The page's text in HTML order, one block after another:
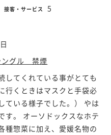
接客・サービス 5
ングル 禁煙
してくれている事がとても
行くときはマスクと手袋必
ている様子でした。） やは
す。 オーソドックスなホテ
種惣菜に加え、愛媛名物の